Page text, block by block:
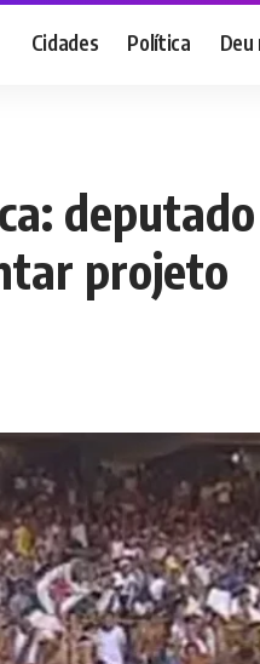
Cidades Política Deu
projeto